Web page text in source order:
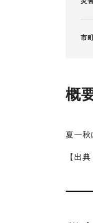
市
概
夏一秋
【出